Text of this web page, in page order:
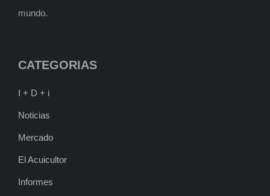
mundo.
CATEGORIAS
I + D + i
Noticias
Mercado
El Acuicultor
Informes